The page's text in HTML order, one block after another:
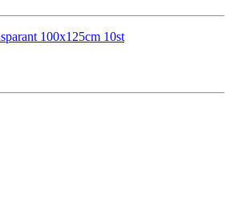
100x125cm 10st